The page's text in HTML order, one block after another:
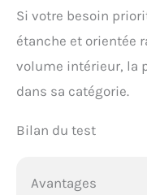
Si votre besoin
étanche et orientée
volume intérieur, la
dans sa catégorie.
Bilan du test
Avantages